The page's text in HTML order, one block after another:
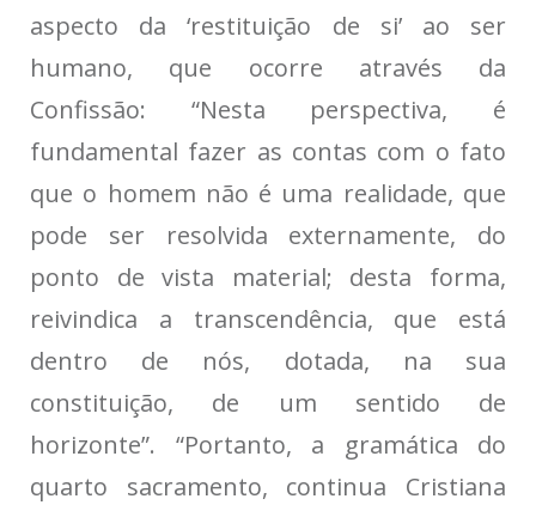
aspecto da ‘restituição de si’ ao ser
humano, que ocorre através da
Confissão: “Nesta perspectiva, é
fundamental fazer as contas com o fato
que o homem não é uma realidade, que
pode ser resolvida externamente, do
ponto de vista material; desta forma,
reivindica a transcendência, que está
dentro de nós, dotada, na sua
constituição, de um sentido de
horizonte”. “Portanto, a gramática do
quarto sacramento, continua Cristiana